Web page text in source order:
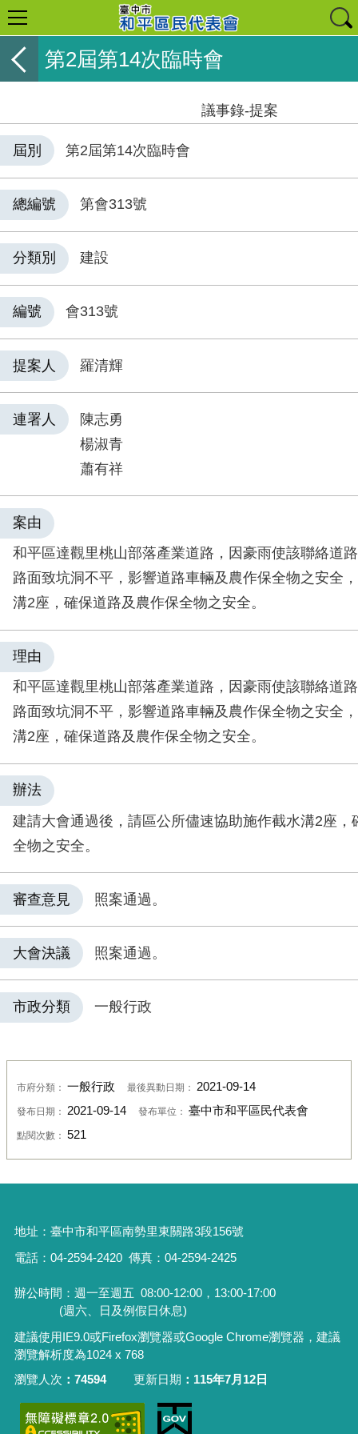
第2屆第14次臨時會
議事錄-提案
屆別 第2屆第14次臨時會
總編號 第會313號
分類別 建設
編號 會313號
提案人 羅清輝
連署人
陳志勇
楊淑青
蕭有祥
案由
和平區達觀里桃山部落產業道路，因豪雨使該聯絡道
路面致坑洞不平，影響道路車輛及農作保全物之安全
溝2座，確保道路及農作保全物之安全。
理由
和平區達觀里桃山部落產業道路，因豪雨使該聯絡道
路面致坑洞不平，影響道路車輛及農作保全物之安全
溝2座，確保道路及農作保全物之安全。
辦法
建請大會通過後，請區公所儘速協助施作截水溝2座，
全物之安全。
審查意見 照案通過。
大會決議 照案通過。
市政分類 一般行政
市府分類： 一般行政 最後異動日期： 2021-09-14
發布日期： 2021-09-14 發布單位： 臺中市和平區民代表會
點閱次數： 521
地址： 臺中市和平區南勢里東關路3段156號
電話：04-2594-2420 傳真：04-2594-2425
辦公時間：週一至週五 08:00-12:00，13:00-17:00
(週六、日及例假日休息)
建議使用IE9.0或Firefox瀏覽器或Google Chrome瀏覽器，建議
瀏覽解析度為1024 x 768
瀏覽人次
74594 更新日期 115年7月12日